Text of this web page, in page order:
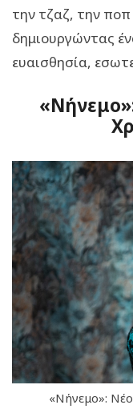
την τζαζ, την ποπ
δημιουργώντας
ευαισθησία,
«Νήνεμο»: